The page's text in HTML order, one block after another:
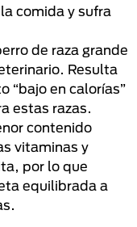
comida y sufra
de raza grande
Resulta
“bajo en calorías”
estas razas.
contenido
vitaminas y
por lo que
equilibrada a